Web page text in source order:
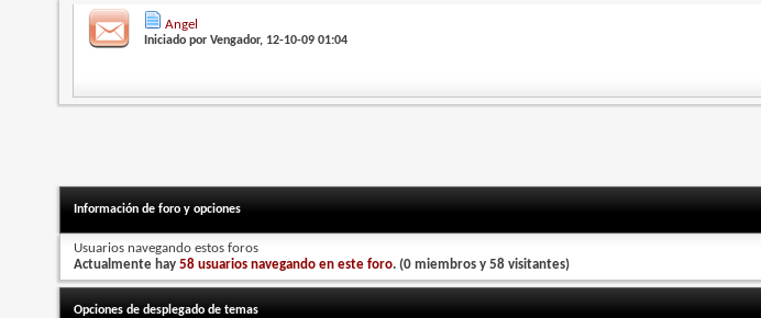
Angel
Iniciado por Vengador, 12-10-09 01:04
Información de foro y opciones
Usuarios navegando estos foros
Actualmente hay 58 usuarios navegando en este foro. (0 miembros y 58 visitantes)
Opciones de desplegado de temas